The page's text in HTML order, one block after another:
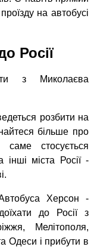
на автобусі
Росії
з Миколаєва
розбити на
більше про
стосується
міста Росії -
Херсон -
до Росії з
Мелітополя,
Одеси і прибути в